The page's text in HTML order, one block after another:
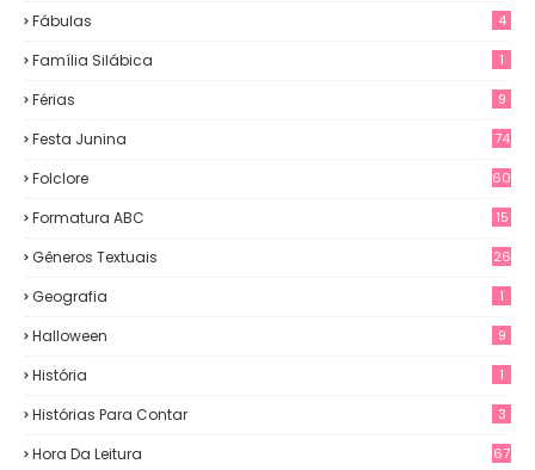
Fábulas 4
Família Silábica 1
Férias 9
Festa Junina 74
Folclore 60
Formatura ABC 15
Gêneros Textuais 26
Geografia 1
Halloween 9
História 1
Histórias Para Contar 3
Hora Da Leitura 67